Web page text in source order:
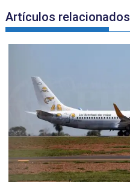
Artículos relacionados